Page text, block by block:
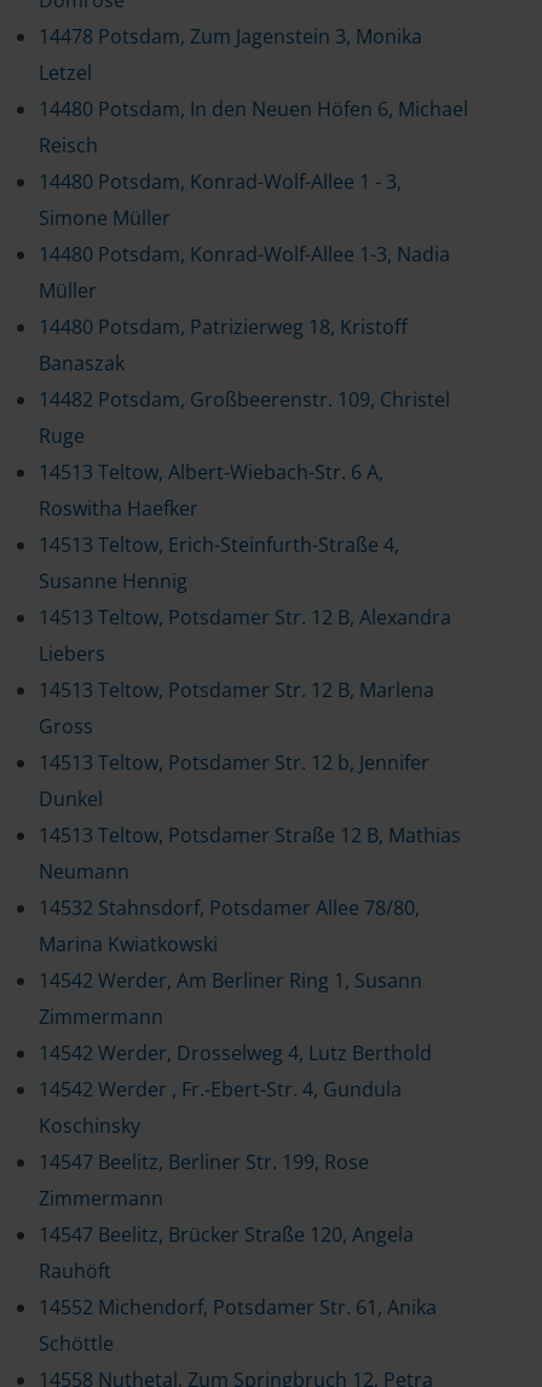
14478 Potsdam, Zum Jagenstein 3, Monika
Letzel
14480 Potsdam, In den Neuen Höfen 6, Michael
Reisch
14480 Potsdam, Konrad-Wolf-Allee 1 - 3,
Simone Müller
14480 Potsdam, Konrad-Wolf-Allee 1-3, Nadia
Müller
14480 Potsdam, Patrizierweg 18, Kristoff
Banaszak
14482 Potsdam, Großbeerenstr. 109, Christel
Ruge
14513 Teltow, Albert-Wiebach-Str. 6 A,
Roswitha Haefker
14513 Teltow, Erich-Steinfurth-Straße 4,
Susanne Hennig
14513 Teltow, Potsdamer Str. 12 B, Alexandra
Liebers
14513 Teltow, Potsdamer Str. 12 B, Marlena
Gross
14513 Teltow, Potsdamer Str. 12 b, Jennifer
Dunkel
14513 Teltow, Potsdamer Straße 12 B, Mathias
Neumann
14532 Stahnsdorf, Potsdamer Allee 78/80,
Marina Kwiatkowski
14542 Werder, Am Berliner Ring 1, Susann
Zimmermann
14542 Werder, Drosselweg 4, Lutz Berthold
14542 Werder , Fr.-Ebert-Str. 4, Gundula
Koschinsky
14547 Beelitz, Berliner Str. 199, Rose
Zimmermann
14547 Beelitz, Brücker Straße 120, Angela
Rauhöft
14552 Michendorf, Potsdamer Str. 61, Anika
Schöttle
14558 Nuthetal, Zum Springbruch 12, Petra